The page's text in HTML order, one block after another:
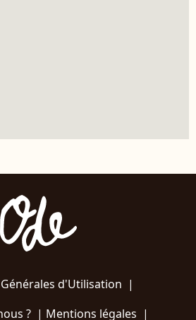
d'Utilisation |
?| Mentions légales |